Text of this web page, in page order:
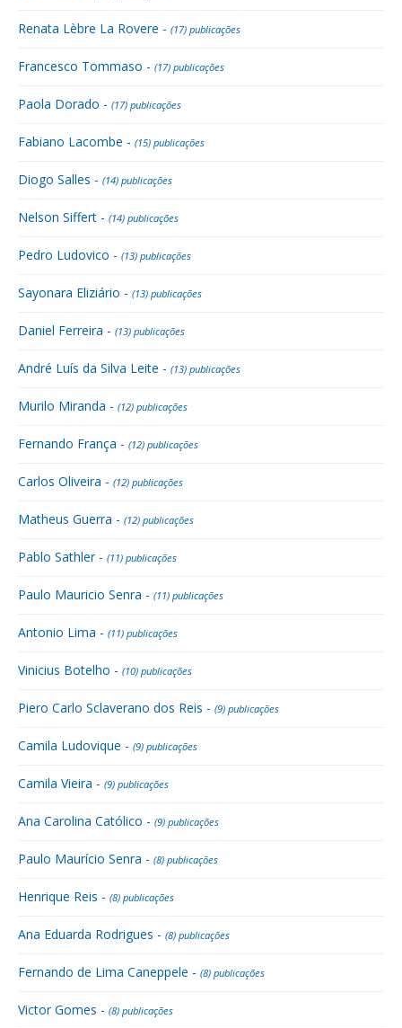
Renata Lèbre La Rovere - (17) publicações
Francesco Tommaso - (17) publicações
Paola Dorado - (17) publicações
Fabiano Lacombe - (15) publicações
Diogo Salles - (14) publicações
Nelson Siffert - (14) publicações
Pedro Ludovico - (13) publicações
Sayonara Eliziário - (13) publicações
Daniel Ferreira - (13) publicações
André Luís da Silva Leite - (13) publicações
Murilo Miranda - (12) publicações
Fernando França - (12) publicações
Carlos Oliveira - (12) publicações
Matheus Guerra - (12) publicações
Pablo Sathler - (11) publicações
Paulo Mauricio Senra - (11) publicações
Antonio Lima - (11) publicações
Vinicius Botelho - (10) publicações
Piero Carlo Sclaverano dos Reis - (9) publicações
Camila Ludovique - (9) publicações
Camila Vieira - (9) publicações
Ana Carolina Católico - (9) publicações
Paulo Maurício Senra - (8) publicações
Henrique Reis - (8) publicações
Ana Eduarda Rodrigues - (8) publicações
Fernando de Lima Caneppele - (8) publicações
Victor Gomes - (8) publicações